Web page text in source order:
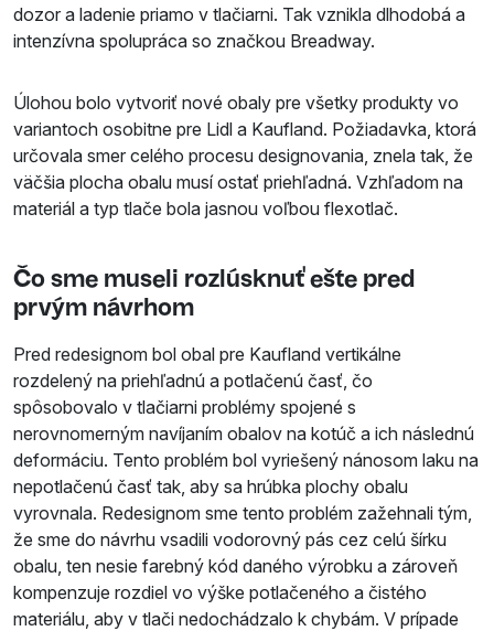
dozor a ladenie priamo v tlačiarni. Tak vznikla dlhodobá a
intenzívna spolupráca so značkou Breadway.
Úlohou bolo vytvoriť nové obaly pre všetky produkty vo
variantoch osobitne pre Lidl a Kaufland. Požiadavka, ktorá
určovala smer celého procesu designovania, znela tak, že
väčšia plocha obalu musí ostať priehľadná. Vzhľadom na
materiál a typ tlače bola jasnou voľbou flexotlač.
Čo sme museli rozlúsknuť ešte pred
prvým návrhom
Pred redesignom bol obal pre Kaufland vertikálne
rozdelený na priehľadnú a potlačenú časť, čo
spôsobovalo v tlačiarni problémy spojené s
nerovnomerným navíjaním obalov na kotúč a ich následnú
deformáciu. Tento problém bol vyriešený nánosom laku na
nepotlačenú časť tak, aby sa hrúbka plochy obalu
vyrovnala. Redesignom sme tento problém zažehnali tým,
že sme do návrhu vsadili vodorovný pás cez celú šírku
obalu, ten nesie farebný kód daného výrobku a zároveň
kompenzuje rozdiel vo výške potlačeného a čistého
materiálu, aby v tlači nedochádzalo k chybám. V prípade